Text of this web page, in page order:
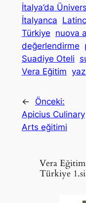
İtalya’da
İtalyanca
Türkiye nuova
değerlendirme
Suadiye Oteli
Vera Eğitim
←
Önceki:
Apicius Culinary
Arts eğitimi
Vera
Türkiye 1.si